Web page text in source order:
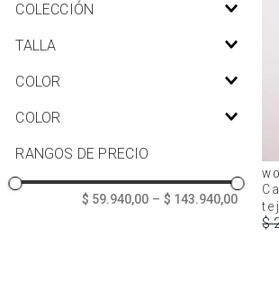
Camisones
COLECCIÓN
La Vecina Rubia
COLOR
Estampado
COLOR
P_484204872C.jpg
P_441222370C.jpg
Batas
TALLA
XS
M
TU
RANGOS DE PRECIO
$ 59.940,00 – $ 143.940,00
$